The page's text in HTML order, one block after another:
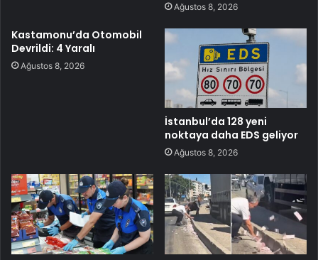
Ağustos 8, 2026
Kastamonu’da Otomobil
Devrildi: 4 Yaralı
Ağustos 8, 2026
İstanbul’da 128 yeni
noktaya daha EDS geliyor
Ağustos 8, 2026